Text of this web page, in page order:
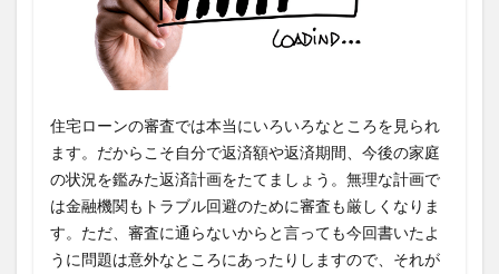
住宅ローンの審査では本当にいろいろなところを見られ
ます。だからこそ自分で返済額や返済期間、今後の家庭
の状況を鑑みた返済計画をたてましょう。無理な計画で
は金融機関もトラブル回避のために審査も厳しくなりま
す。ただ、審査に通らないからと言っても今回書いたよ
うに問題は意外なところにあったりしますので、それが